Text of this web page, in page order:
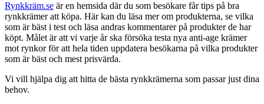
Rynkkräm.se är en hemsida där du som besökare får tips på bra
rynkkrämer att köpa. Här kan du läsa mer om produkterna, se vilka
som är bäst i test och läsa andras kommentarer på produkter de har
köpt. Målet är att vi varje år ska försöka testa nya anti-age krämer
mot rynkor för att hela tiden uppdatera besökarna på vilka produkter
som är bäst och mest prisvärda.
Vi vill hjälpa dig att hitta de bästa rynkkrämerna som passar just dina
behov.